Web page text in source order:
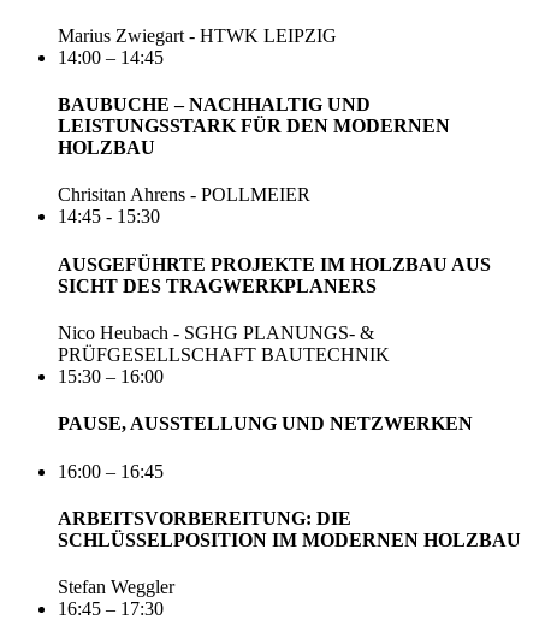
Marius Zwiegart - HTWK LEIPZIG
14:00 – 14:45
BAUBUCHE – NACHHALTIG UND
LEISTUNGSSTARK FÜR DEN MODERNEN
HOLZBAU
Chrisitan Ahrens - POLLMEIER
14:45 - 15:30
AUSGEFÜHRTE PROJEKTE IM HOLZBAU AUS
SICHT DES TRAGWERKPLANERS
Nico Heubach - SGHG PLANUNGS- &
PRÜFGESELLSCHAFT BAUTECHNIK
15:30 – 16:00
PAUSE, AUSSTELLUNG UND NETZWERKEN
16:00 – 16:45
ARBEITSVORBEREITUNG: DIE
SCHLÜSSELPOSITION IM MODERNEN HOLZBAU
Stefan Weggler
16:45 – 17:30